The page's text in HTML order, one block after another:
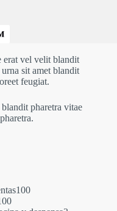
erat vel velit blandit
sit amet blandit
feugiat.
pharetra vitae
100100
100